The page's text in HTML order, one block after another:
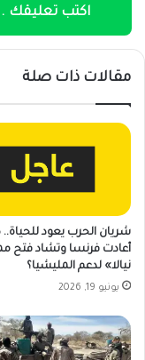
اكتب تعليقك
مقالات ذات صلة
شريان الحرب يعود
أعادت فرنسا وتشاد فتح
نيالا» لدعم المليشيا؟
يونيو 19, 2026